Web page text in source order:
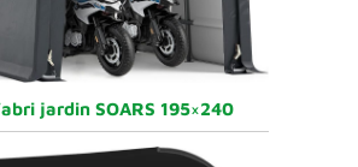
jardin SOARS 195×240